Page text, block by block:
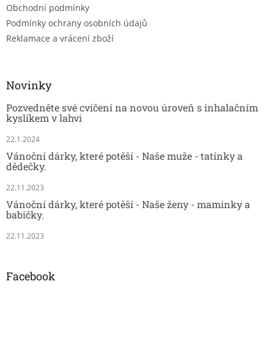
Obchodní podmínky
Podmínky ochrany osobních údajů
Reklamace a vrácení zboží
Novinky
Pozvedněte své cvičení na novou úroveň s inhalačním
kyslíkem v lahvi
22.1.2024
Vánoční dárky, které potěší - Naše muže - tatínky a
dědečky.
22.11.2023
Vánoční dárky, které potěší - Naše ženy - maminky a
babičky.
22.11.2023
Facebook